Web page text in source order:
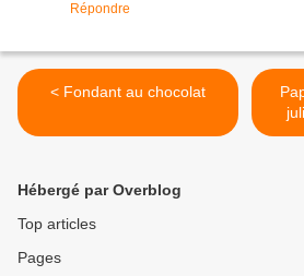
Répondre
< Fondant au chocolat
Hébergé par Overblog
Top articles
Pages